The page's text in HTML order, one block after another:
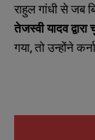
N
a
m
N
N
a
m
N
राहुल गांधी से जब
तेजस्वीयादवद्वारा
गया, तो उन्होंने